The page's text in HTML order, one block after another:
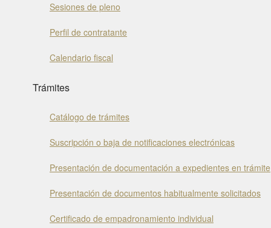
Sesiones de pleno
Perfil de contratante
Calendario fiscal
Trámites
Catálogo de trámites
Suscripción o baja de notificaciones electrónicas
Presentación de documentación a expedientes en trámite
Presentación de documentos habitualmente solicitados
Certificado de empadronamiento individual